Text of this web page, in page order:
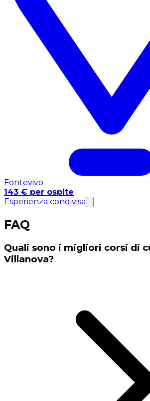
Fontevivo
143 € per ospite
Esperienza condivisa
FAQ
Quali sono i migliori corsi di
Villanova?